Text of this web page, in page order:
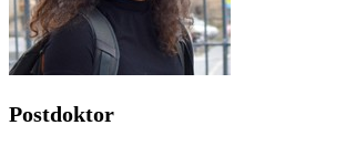
Postdoktor